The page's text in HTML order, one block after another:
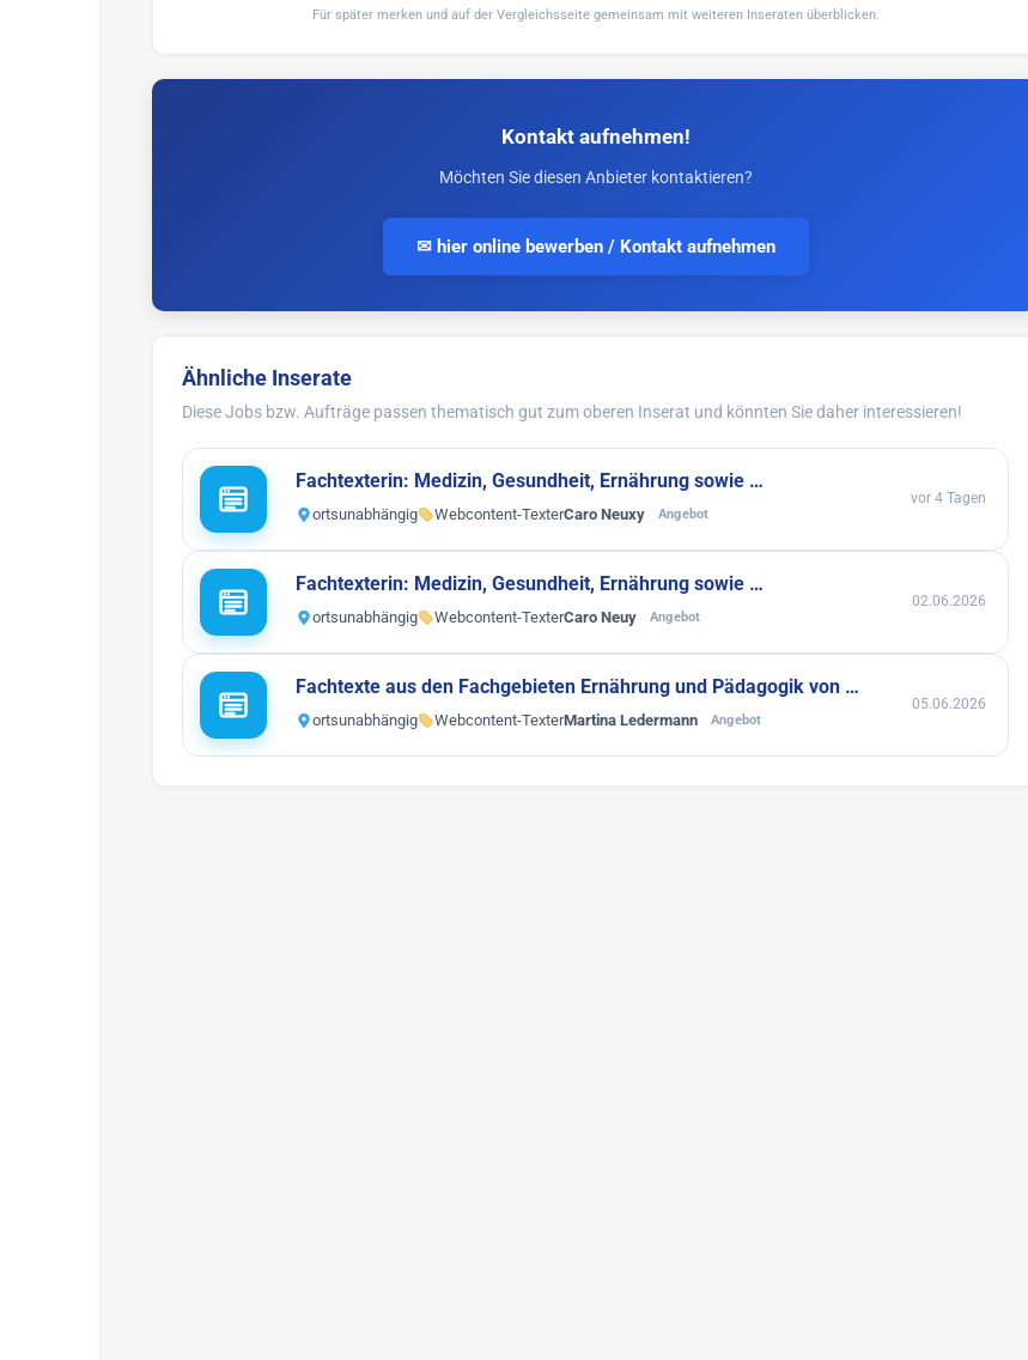
Für später merken und auf der Vergleichsseite gemeinsam mit weiteren Inseraten überblicken.
Kontakt aufnehmen!
Möchten Sie diesen Anbieter kontaktieren?
✉ hier online bewerben / Kontakt aufnehmen
Ähnliche Inserate
Diese Jobs bzw. Aufträge passen thematisch gut zum oberen Inserat und könnten Sie daher interessieren!
Fachtexterin: Medizin, Gesundheit, Ernährung sowie …
ortsunabhängig Webcontent-TexterCaro Neuxy Angebot
vor 4 Tagen
Fachtexterin: Medizin, Gesundheit, Ernährung sowie …
ortsunabhängig Webcontent-TexterCaro Neuy Angebot
02.06.2026
Fachtexte aus den Fachgebieten Ernährung und Pädagogik von …
ortsunabhängig Webcontent-TexterMartina Ledermann Angebot
05.06.2026